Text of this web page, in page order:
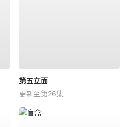
第五立面
更新至第26集